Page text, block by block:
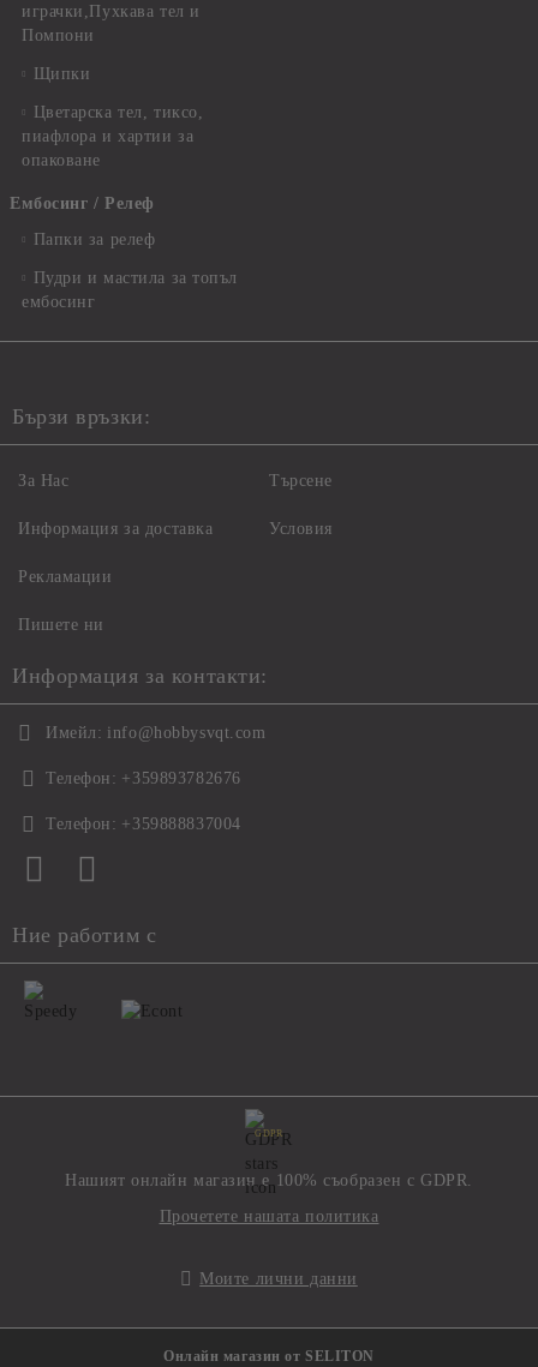
играчки,Пухкава тел и
Помпони
Щипки
Цветарска тел, тиксо,
пиафлора и хартии за
опаковане
Ембосинг / Релеф
Папки за релеф
Пудри и мастила за топъл
ембосинг
Бързи връзки:
За Нас
Информация за доставка
Рекламации
Пишете ни
Търсене
Условия
Информация за контакти:
Имейл: info@hobbysvqt.com
Телефон: +359893782676
Телефон: +359888837004
Ние работим с
GDPR
Нашият онлайн магазин е 100% съобразен с GDPR.
Прочетете нашата политика
Моите лични данни
Онлайн магазин от SELITON